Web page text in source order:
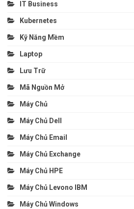
IT Business
Kubernetes
Kỹ Năng Mềm
Laptop
Lưu Trữ
Mã Nguồn Mở
Máy Chủ
Máy Chủ Dell
Máy Chủ Email
Máy Chủ Exchange
Máy Chủ HPE
Máy Chủ Levono IBM
Máy Chủ Windows